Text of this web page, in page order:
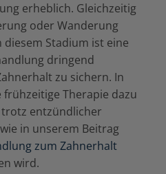
erheblich. Gleichzeitig
oder Wanderung
Stadium ist eine
dringend
zu sichern. In
frühzeitige Therapie dazu
entzündlicher
in unserem Beitrag
zum Zahnerhalt
wird.